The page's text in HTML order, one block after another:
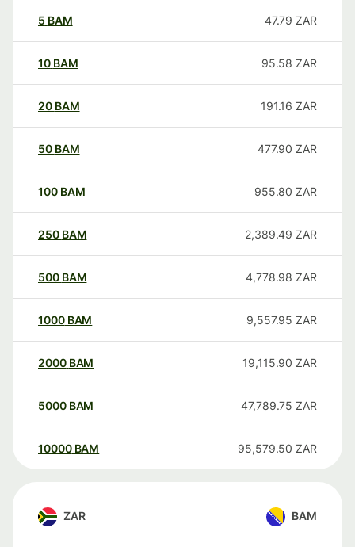
5 BAM 47.79 ZAR
10 BAM 95.58 ZAR
20 BAM 191.16 ZAR
50 BAM 477.90 ZAR
100 BAM 955.80 ZAR
250 BAM 2,389.49 ZAR
500 BAM 4,778.98 ZAR
1000 BAM 9,557.95 ZAR
2000 BAM 19,115.90 ZAR
5000 BAM 47,789.75 ZAR
10000 BAM 95,579.50 ZAR
ZAR BAM